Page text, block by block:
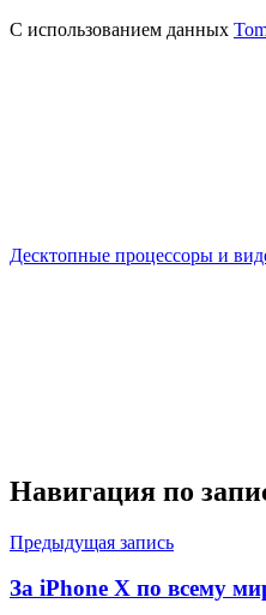
С использованием данных
Десктопные процессоры и
Навигация по
Предыдущая запись
За iPhone X по всему